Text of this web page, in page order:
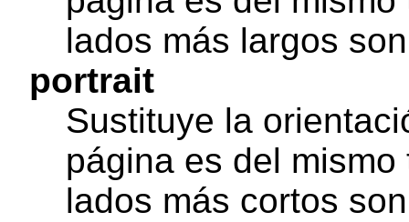
lados más largos
portrait
Sustituye la
página es del
lados más cortos